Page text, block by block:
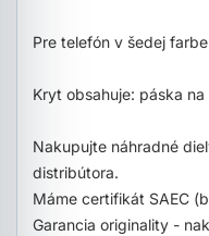
Pre telefón v šedej
Kryt obsahuje: páska
Nakupujte náhradné
distribútora.
Máme certifikát SAEC
Garancia originality -